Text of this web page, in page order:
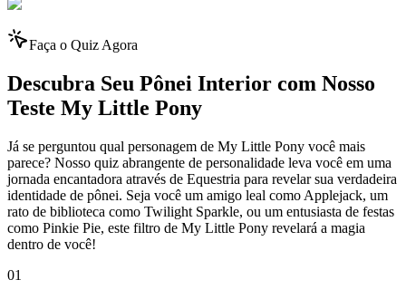
Faça o Quiz Agora
Descubra Seu Pônei Interior com Nosso
Teste My Little Pony
Já se perguntou qual personagem de My Little Pony você mais
parece? Nosso quiz abrangente de personalidade leva você em uma
jornada encantadora através de Equestria para revelar sua verdadeira
identidade de pônei. Seja você um amigo leal como Applejack, um
rato de biblioteca como Twilight Sparkle, ou um entusiasta de festas
como Pinkie Pie, este filtro de My Little Pony revelará a magia
dentro de você!
01